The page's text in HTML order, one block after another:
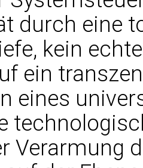
durch eine
kein
ein
eines
Verarmung